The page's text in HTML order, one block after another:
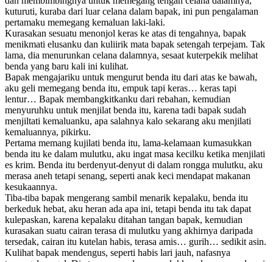
kuturuti, kuraba dari luar celana dalam bapak, ini pun pengalaman
pertamaku memegang kemaluan laki-laki.
Kurasakan sesuatu menonjol keras ke atas di tengahnya, bapak
menikmati elusanku dan kuliirik mata bapak setengah terpejam. Tak
lama, dia menurunkan celana dalamnya, sesaat kuterpekik melihat
benda yang baru kali ini kulihat.
Bapak mengajariku untuk mengurut benda itu dari atas ke bawah,
aku geli memegang benda itu, empuk tapi keras… keras tapi
lentur… Bapak membangkitkanku dari rebahan, kemudian
menyuruhku untuk menjilat benda itu, karena tadi bapak sudah
menjiltati kemaluanku, apa salahnya kalo sekarang aku menjilati
kemaluannya, pikirku.
Pertama memang kujilati benda itu, lama-kelamaan kumasukkan
benda itu ke dalam mulutku, aku ingat masa kecilku ketika menjilati
es krim. Benda itu berdenyut-denyut di dalam rongga mulutku, aku
merasa aneh tetapi senang, seperti anak keci mendapat makanan
kesukaannya.
Tiba-tiba bapak mengerang sambil menarik kepalaku, benda itu
berkeduk hebat, aku heran ada apa ini, tetapi benda itu tak dapat
kulepaskan, karena kepalaku ditahan tangan bapak, kemudian
kurasakan suatu cairan terasa di mulutku yang akhirnya daripada
tersedak, cairan itu kutelan habis, terasa amis… gurih… sedikit asin.
Kulihat bapak mendengus, seperti habis lari jauh, nafasnya